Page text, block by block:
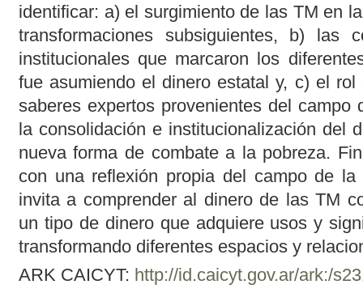
identificar: a) el surgimiento de las TM en
transformaciones subsiguientes, b) las
institucionales que marcaron los
fue asumiendo el dinero estatal y, c) el rol
saberes expertos provenientes del campo
la consolidación e institucionalización del
nueva forma de combate a la pobreza.
con una reflexión propia del campo de la
invita a comprender al dinero de las TM
un tipo de dinero que adquiere usos y
transformando diferentes espacios y
ARK CAICYT: http://id.caicyt.gov.ar/ark:/